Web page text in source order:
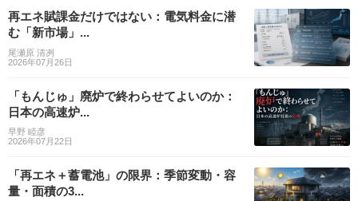
再エネ賦課金だけではない：電気料金に潜
む「新市場」...
尾瀬原 清冽
2026年07月26日
「もんじゅ」廃炉で終わらせてよいのか：
日本の高速炉...
早野 睦彦
2026年07月22日
「再エネ＋蓄電池」の限界：季節変動・容
量・面積の3...